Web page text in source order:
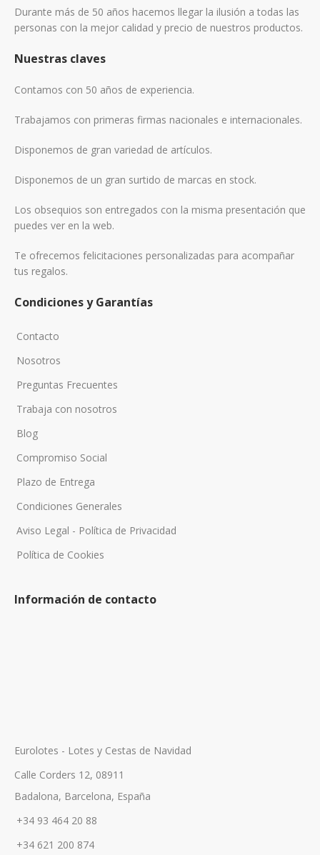
Durante más de 50 años hacemos llegar la ilusión a todas las
personas con la mejor calidad y precio de nuestros productos.
Nuestras claves
Contamos con 50 años de experiencia.
Trabajamos con primeras firmas nacionales e internacionales.
Disponemos de gran variedad de artículos.
Disponemos de un gran surtido de marcas en stock.
Los obsequios son entregados con la misma presentación que
puedes ver en la web.
Te ofrecemos felicitaciones personalizadas para acompañar
tus regalos.
Condiciones y Garantías
Contacto
Nosotros
Preguntas Frecuentes
Trabaja con nosotros
Blog
Compromiso Social
Plazo de Entrega
Condiciones Generales
Aviso Legal - Política de Privacidad
Política de Cookies
Información de contacto
Eurolotes - Lotes y Cestas de Navidad
Calle Corders 12, 08911
Badalona, Barcelona, España
+34 93 464 20 88
+34 621 200 874